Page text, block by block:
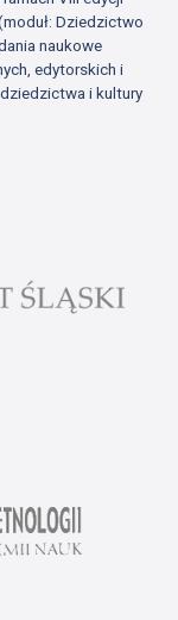
Dziedzictwo
naukowe
edytorskich i
i kultury